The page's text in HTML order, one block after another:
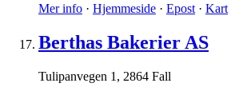
Mer info · Hjemmeside · Epost · Kart
Berthas Bakerier AS
Tulipanvegen 1 , 2864 Fall